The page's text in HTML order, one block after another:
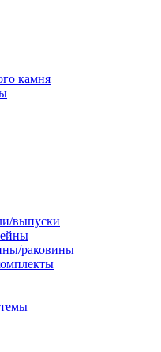
камня
выпуски
раковины